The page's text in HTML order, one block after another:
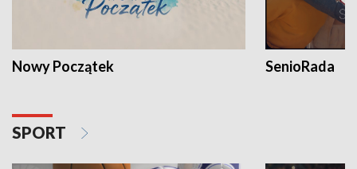
Nowy Początek SenioRada
SPORT